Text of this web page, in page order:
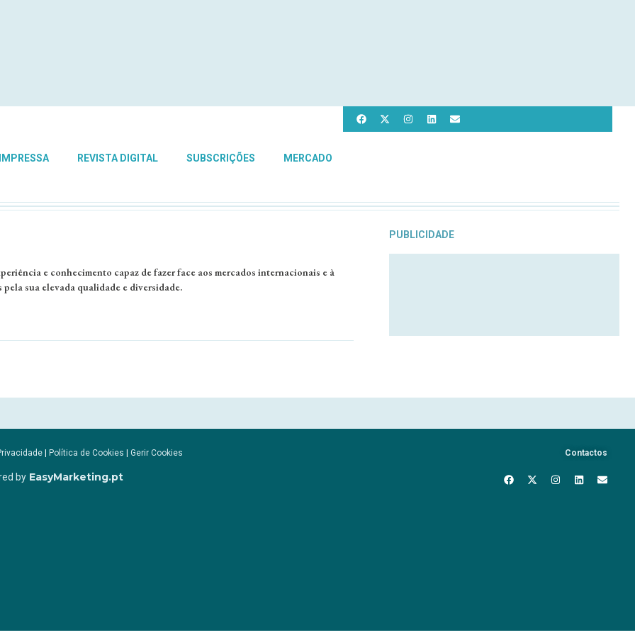
REVISTA DIGITAL SUBSCRIÇÕES MERCADO
e conhecimento capaz de fazer face aos mercados internacionais e à
sua elevada qualidade e diversidade.
PUBLICIDADE
Política de Cookies Gerir Cookies
by EasyMarketing.pt
Contactos